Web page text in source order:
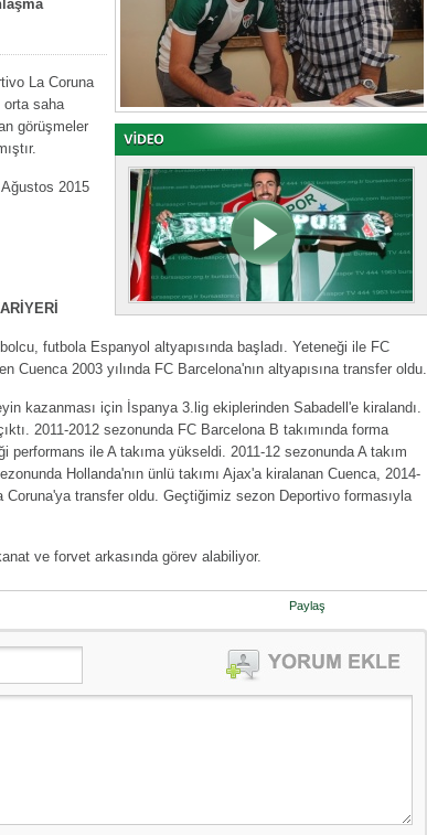
La Coruna
orta saha
görüşmeler
2015
futbola Espanyol altyapısında başladı. Yeteneği ile FC
Cuenca 2003 yılında FC Barcelona'nın altyapısına transfer oldu.
kazanması için İspanya 3.lig ekiplerinden Sabadell'e kiralandı.
2011-2012 sezonunda FC Barcelona B takımında forma
performans ile A takıma yükseldi. 2011-12 sezonunda A takım
Hollanda'nın ünlü takımı Ajax'a kiralanan Cuenca, 2014-
transfer oldu. Geçtiğimiz sezon Deportivo formasıyla
ve forvet arkasında görev alabiliyor.
Paylaş
-
Bursaspor - Altınordu
1. Lig 32. Hafta